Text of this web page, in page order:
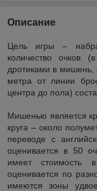
Описание
Цель игры –
количество очков
дротиками в мишень,
метра от линии
центра до пола)
Мишенью является
круга – около
переводе с
оценивается в 50
имеет стоимость
оценивается по
имеются зоны